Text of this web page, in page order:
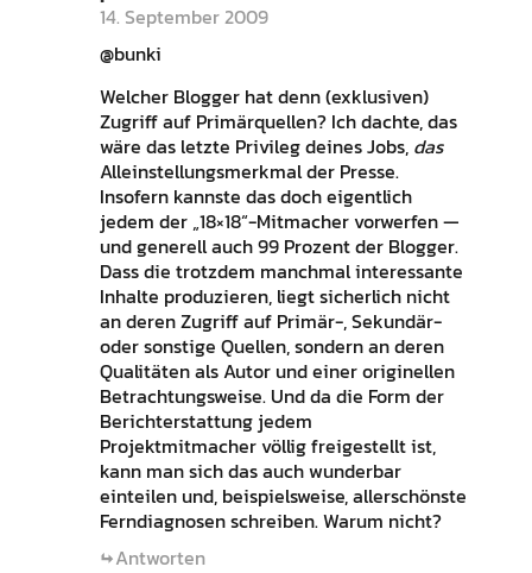
14. September 2009
@bunki
Welcher Blogger hat denn (exklusiven)
Zugriff auf Primärquellen? Ich dachte, das
wäre das letzte Privileg deines Jobs, das
Alleinstellungsmerkmal der Presse.
Insofern kannste das doch eigentlich
jedem der „18×18“-Mitmacher vorwerfen —
und generell auch 99 Prozent der Blogger.
Dass die trotzdem manchmal interessante
Inhalte produzieren, liegt sicherlich nicht
an deren Zugriff auf Primär-, Sekundär-
oder sonstige Quellen, sondern an deren
Qualitäten als Autor und einer originellen
Betrachtungsweise. Und da die Form der
Berichterstattung jedem
Projektmitmacher völlig freigestellt ist,
kann man sich das auch wunderbar
einteilen und, beispielsweise, allerschönste
Ferndiagnosen schreiben. Warum nicht?
Antworten